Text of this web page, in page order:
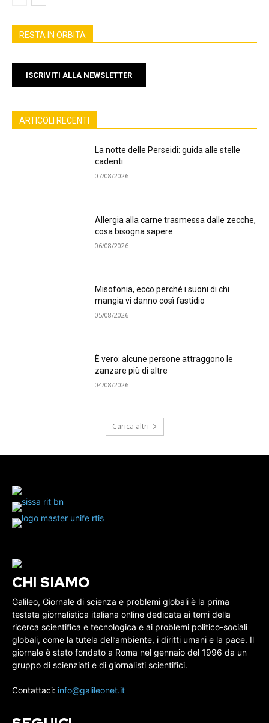
RESTA IN ORBITA
ISCRIVITI ALLA NEWSLETTER
ARTICOLI RECENTI
La notte delle Perseidi: guida alle stelle
cadenti
07/08/2026
Allergia alla carne trasmessa dalle zecche,
cosa bisogna sapere
06/08/2026
Misofonia, ecco perché i suoni di chi
mangia vi danno così fastidio
05/08/2026
È vero: alcune persone attraggono le
zanzare più di altre
04/08/2026
Carica altri
CHI SIAMO
Galileo, Giornale di scienza e problemi globali è la prima
testata giornalistica italiana online dedicata ai temi della
ricerca scientifica e tecnologica e ai problemi politico-sociali
globali, come la tutela dell’ambiente, i diritti umani e la pace. Il
giornale è stato fondato a Roma nel gennaio del 1996 da un
gruppo di scienziati e di giornalisti scientifici.
Contattaci: info@galileonet.it